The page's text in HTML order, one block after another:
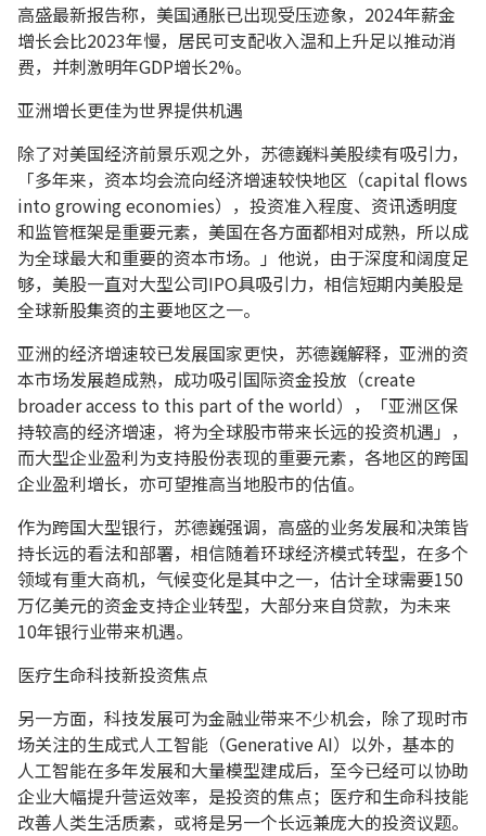
高盛最新报告称，美国通胀已出现受压迹象，2024年薪金
增长会比2023年慢，居民可支配收入温和上升足以推动消
费，并刺激明年GDP增长2%。
亚洲增长更佳为世界提供机遇
除了对美国经济前景乐观之外，苏德巍料美股续有吸引力，
「多年来，资本均会流向经济增速较快地区（capital flows
into growing economies），投资准入程度、资讯透明度
和监管框架是重要元素，美国在各方面都相对成熟，所以成
为全球最大和重要的资本市场。」他说，由于深度和阔度足
够，美股一直对大型公司IPO具吸引力，相信短期内美股是
全球新股集资的主要地区之一。
亚洲的经济增速较已发展国家更快，苏德巍解释，亚洲的资
本市场发展趋成熟，成功吸引国际资金投放（create
broader access to this part of the world），「亚洲区保
持较高的经济增速，将为全球股市带来长远的投资机遇」，
而大型企业盈利为支持股份表现的重要元素，各地区的跨国
企业盈利增长，亦可望推高当地股市的估值。
作为跨国大型银行，苏德巍强调，高盛的业务发展和决策皆
持长远的看法和部署，相信随着环球经济模式转型，在多个
领域有重大商机，气候变化是其中之一，估计全球需要150
万亿美元的资金支持企业转型，大部分来自贷款，为未来
10年银行业带来机遇。
医疗生命科技新投资焦点
另一方面，科技发展可为金融业带来不少机会，除了现时市
场关注的生成式人工智能（Generative AI）以外，基本的
人工智能在多年发展和大量模型建成后，至今已经可以协助
企业大幅提升营运效率，是投资的焦点；医疗和生命科技能
改善人类生活质素，或将是另一个长远兼庞大的投资议题。